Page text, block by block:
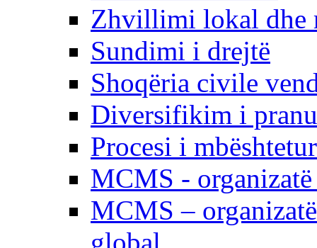
Zhvillimi lokal dhe
Sundimi i drejtë
Shoqëria civile
Diversifikim i
Procesi i
MCMS -
MCMS –
global